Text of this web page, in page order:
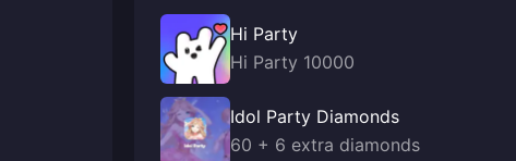
Hi Party
Hi Party 10000
Idol Party Diamonds
60 + 6 extra diamonds